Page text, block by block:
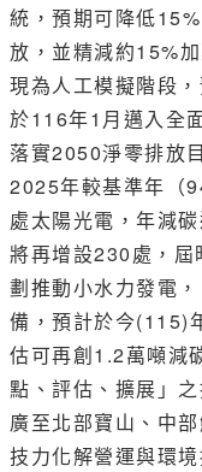
統，預期可降低
放，並精減約15%
現為人工模擬階段
於116年1月邁入全
落實2050淨零排放
2025年較基準年（
處太陽光電，年減
將再增設230處，
劃推動小水力發電
備，預計於今(115)
估可再創1.2萬噸減
點、評估、擴展」
廣至北部寶山、中
技力化解營運與環